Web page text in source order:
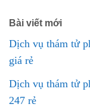
Bài viết mới
Dịch vụ thám tử
giá rẻ
Dịch vụ thám tử
247 rẻ